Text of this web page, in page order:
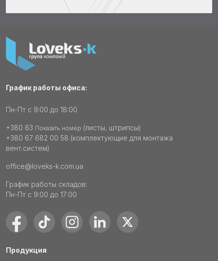
График работы офиса:
Пн-Пт с 9:00 до 18:00
+380 63 Показать номер (листы, штрипсы)
+380 67 682 00 58 (комплектующие для монтажа
вент.систем)
office@loveks-k.com.ua
График работы складов:
Пн-Пт с 9:00 до 17:00
Продукция